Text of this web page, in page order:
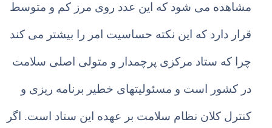
مشاهده می شود که این عدد روی مرز کم و متوسط
قرار دارد که این نکته حساسیت امر را بیشتر می کند
چرا که ستاد مرکزی پرچمدار و متولی اصلی سلامت
در کشور است و مسئولیتهای خطیر برنامه ریزی و
کنترل کلان نظام سلامت بر عهده این ستاد است. اگر